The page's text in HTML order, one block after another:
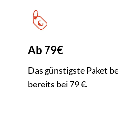
Ab 79€
Das günstigste Paket
bereits bei 79 €.